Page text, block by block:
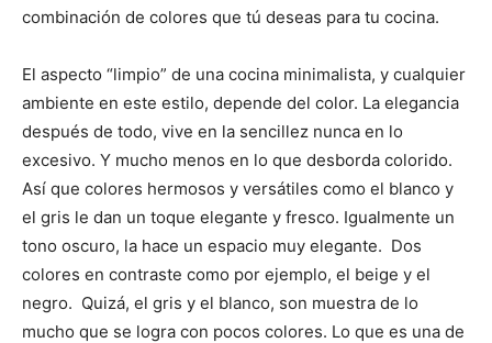
combinación de colores que tú deseas para tu cocina.
El aspecto “limpio” de una cocina minimalista, y cualquier
ambiente en este estilo, depende del color. La elegancia
después de todo, vive en la sencillez nunca en lo
excesivo. Y mucho menos en lo que desborda colorido.
Así que colores hermosos y versátiles como el blanco y
el gris le dan un toque elegante y fresco. Igualmente un
tono oscuro, la hace un espacio muy elegante. Dos
colores en contraste como por ejemplo, el beige y el
negro. Quizá, el gris y el blanco, son muestra de lo
mucho que se logra con pocos colores. Lo que es una de